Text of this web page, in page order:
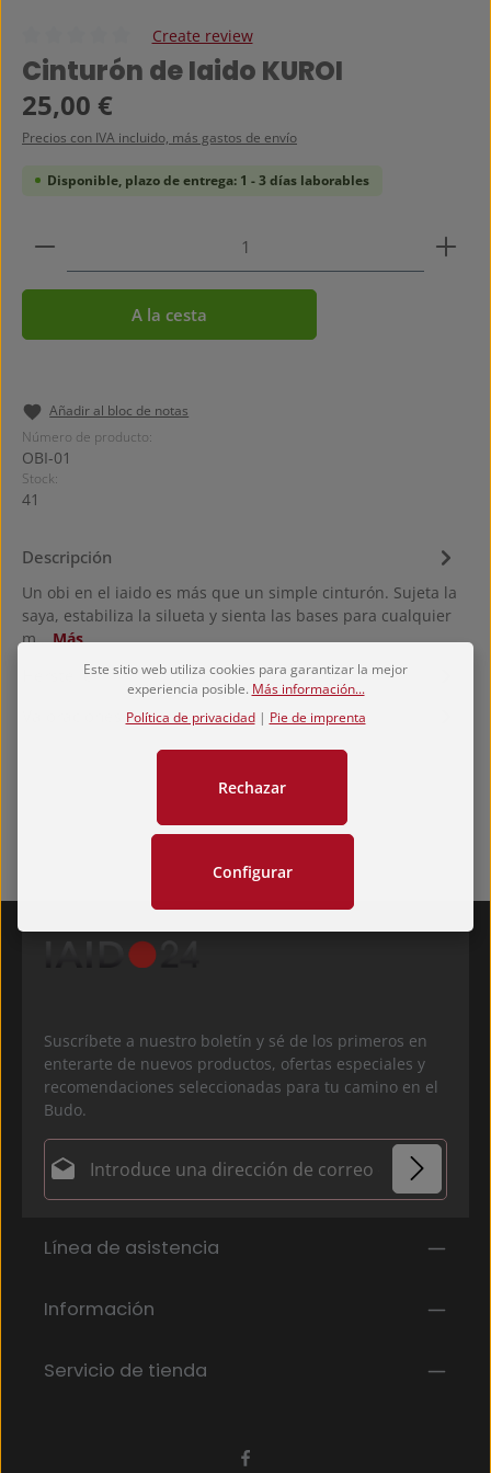
Calificación promedio de 0 de 5 estrellas
Create review
Cinturón de Iaido KUROI
Precio normal:
25,00 €
Precios con IVA incluido, más gastos de envío
Disponible, plazo de entrega: 1 - 3 días laborables
Cantidad del producto: introduce la cantidad
A la cesta
Añadir al bloc de notas
Número de producto:
OBI-01
Stock:
41
Descripción
Un obi en el iaido es más que un simple cinturón. Sujeta la
saya, estabiliza la silueta y sienta las bases para cualquier
m…Más
Hersteller
Suscríbete a nuestro boletín y sé de los primeros en
enterarte de nuevos productos, ofertas especiales y
recomendaciones seleccionadas para tu camino en el
Budo.
Dirección de correo electrónico*
Al seleccionar continuar, confirmas que has leído
has aceptado nuestros
términos y condiciones generales
Los campos marcados con un asterisco (*) son
obligatorios.
Línea de asistencia
Información
Servicio de tienda
Este sitio web utiliza cookies para garantizar la mejor
experiencia posible. Más información...
Política de privacidad| Pie de imprenta
Rechazar
Configurar